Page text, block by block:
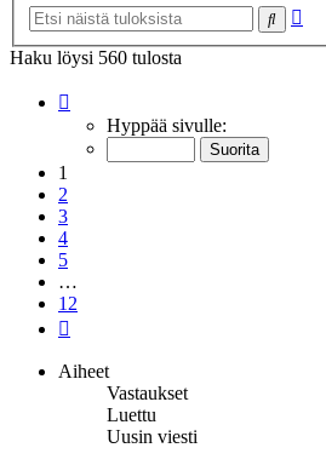
Etsi
Haku löysi 560 tulosta
12 Hyppää sivulle:
1
2
3
4
5
…
12
Aiheet
Vastaukset
Luettu
Uusin viesti